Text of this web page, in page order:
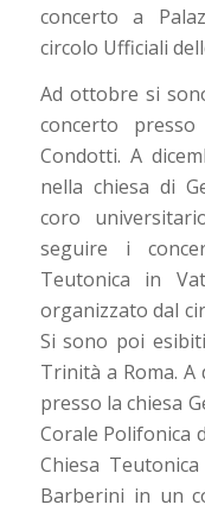
concerto a
circolo Ufficiali
Ad ottobre si
concerto
Condotti. A
nella chiesa di
coro
seguire i
Teutonica in
organizzato dal
Si sono poi
Trinità a Roma.
presso la chiesa
Corale Polifonica
Chiesa
Barberini in un